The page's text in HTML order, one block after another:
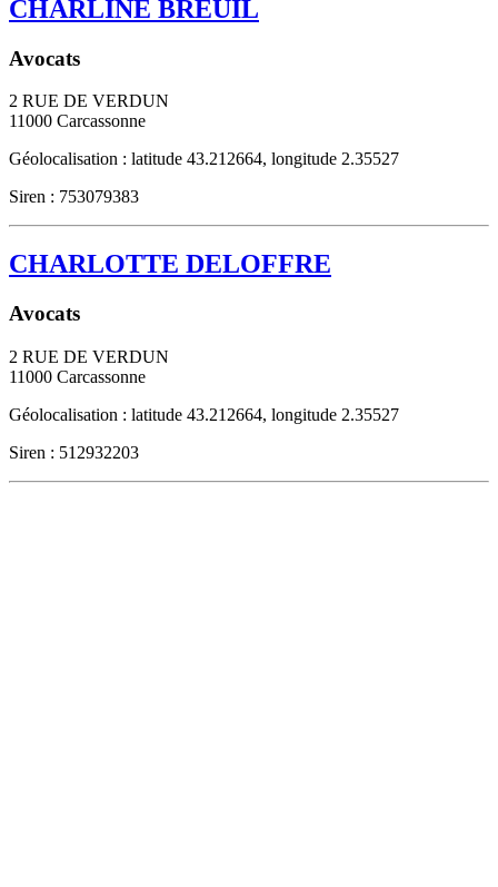
CHARLINE BREUIL
Avocats
2 RUE DE VERDUN
11000 Carcassonne
Géolocalisation : latitude 43.212664, longitude 2.35527
Siren : 753079383
CHARLOTTE DELOFFRE
Avocats
2 RUE DE VERDUN
11000 Carcassonne
Géolocalisation : latitude 43.212664, longitude 2.35527
Siren : 512932203